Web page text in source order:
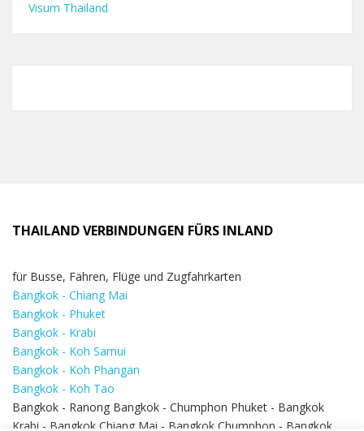
Visum Thailand
THAILAND VERBINDUNGEN FÜRS INLAND
für Busse, Fähren, Flüge und Zugfahrkarten
Bangkok - Chiang Mai
Bangkok - Phuket
Bangkok - Krabi
Bangkok - Koh Samui
Bangkok - Koh Phangan
Bangkok - Koh Tao
Bangkok - Ranong Bangkok - Chumphon Phuket - Bangkok
Krabi - Bangkok Chiang Mai - Bangkok Chumphon - Bangkok